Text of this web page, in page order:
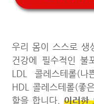
우리 몸이 스스로 생
건강에 필수적인 불
LDL 콜레스테롤(
HDL 콜레스테롤(좋
할을 합니다. 이러한